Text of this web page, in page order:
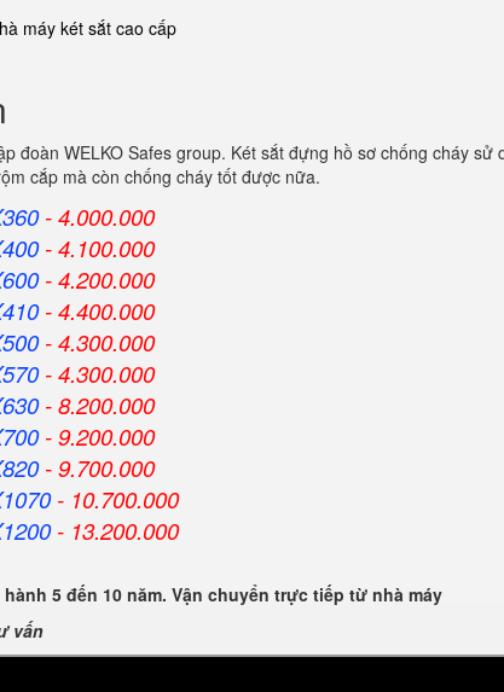
máy két sắt cao cấp
đoàn WELKO Safes group. Két sắt đựng hồ sơ chống cháy
cắp mà còn chống cháy tốt được nữa.
- 4.000.000
- 4.100.000
- 4.200.000
- 4.400.000
- 4.300.000
- 4.300.000
- 8.200.000
- 9.200.000
- 9.700.000
- 10.700.000
- 13.200.000
5 đến 10 năm. Vận chuyển trực tiếp từ nhà máy
vấn